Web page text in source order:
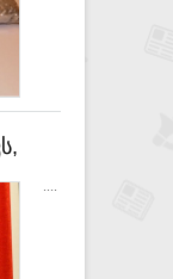
2
....